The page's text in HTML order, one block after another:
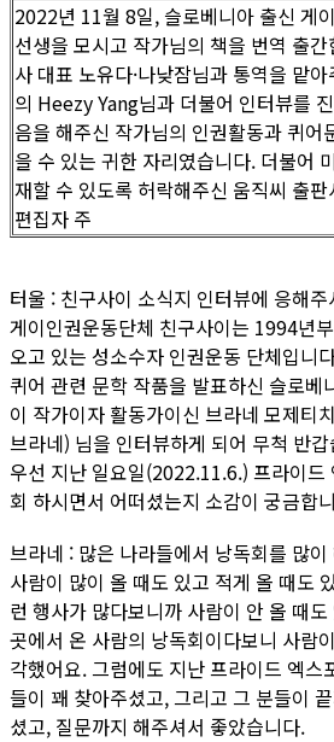
2022년 11월 8일, 슬로베니아 출신 게
선생을 모시고 작가님의 책을 번역 출
사 대표 노유다·나낮잠님과 통역을 맡
의 Heezy Yang님과 더불어 인터뷰를
음을 해주신 작가님의 인권활동과 퀴어
을 수 있는 귀한 자리였습니다. 더불어
재할 수 있도록 허락해주신 움직씨 출
편집자 주
터울 : 친구사이 소식지 인터뷰에 응해
게이인권운동단체 친구사이는 1994년
오고 있는 성소수자 인권운동 단체입니
퀴어 관련 문학 작품을 발표하신 슬로
이 작가이자 활동가이신 브라네 모제
브라네) 님을 인터뷰하게 되어 무척 반
우선 지난 일요일(2022.11.6.) 프라이드
회 하시면서 어떠셨는지 소감이 궁금합
브라네 : 많은 나라들에서 낭독회를 많
사람이 많이 올 때도 있고 적게 올 때도
런 행사가 많다보니까 사람이 안 올 때
곳에서 온 사람의 낭독회이다보니 사람
각했어요. 그럼에도 지난 프라이드 엑스
들이 꽤 찾아주셨고, 그리고 그 분들이
셨고, 질문까지 해주셔서 좋았습니다.